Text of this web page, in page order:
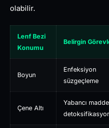
olabilir.
Lenf Bezi
Konumu
Belirgin
Boyun
Enfeksiyon
süzgeçleme
Çene Altı
Yabancı madde